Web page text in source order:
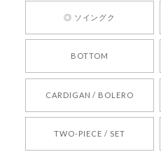
りお待ちしております。
2026/05/24
◎ ソイングク
BOTTOM
CARDIGAN / BOLERO
TWO-PIECE / SET